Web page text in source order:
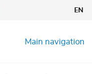
EN
Main navigation